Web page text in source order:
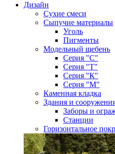
Дизайн
Сухие смеси
Сыпучие материалы
Уголь
Пигменты
Модельный щебень
Серия "С"
Серия "Т"
Серия "К"
Серия "М"
Каменная кладка
Здания и
Заборы и
Станции
Горизонтальное